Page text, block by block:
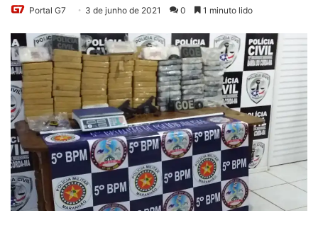
Portal G7 3 de junho de 2021 0 1 minuto lido